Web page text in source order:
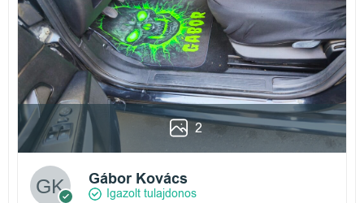
2
Gábor Kovács
Igazolt tulajdonos